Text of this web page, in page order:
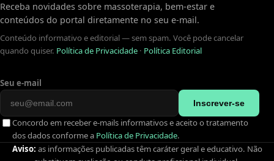
Receba novidades sobre massoterapia, bem-estar e
conteúdos do portal diretamente no seu e-mail.
Conteúdo informativo e editorial — sem spam. Você pode cancelar
quando quiser. Política de Privacidade · Política Editorial
Seu e-mail
Inscrever-se
Concordo em receber e-mails informativos e aceito o tratamento
dos dados conforme a Política de Privacidade.
Aviso: as informações publicadas têm caráter geral e educativo. Não